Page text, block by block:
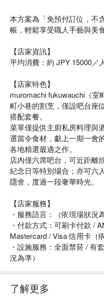
本方案為「免預付訂位，不
帳，輕鬆享受職人手藝與美食
【店家資訊】
平均消費：約 JPY 15000／
【店家特色】
muromachi fukuwauchi（室
町小巷的割烹，僅設吧台座
搭配套餐。
菜單僅提供主廚私房料理與
選當令食材，獻上一期一會
各地精選最適之作。
店內僅六席吧台，可近距離
紀念日等特別場合；亦可六
隱舍，度過一段奢華時光。
【店家服務】
・服務語言：（依現場狀況
・付款方式：可刷卡付款 /
Mastercard / Visa 信用卡（
・設施服務：全面禁菸 / 有
況為準）
了解更多